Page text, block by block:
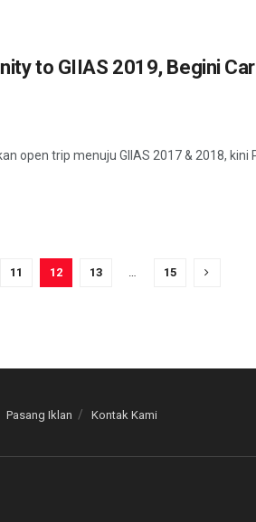
to GIIAS 2019, Begini
open trip menuju GIIAS 2017 & 2018, kini
11 12 13 15
Pasang Iklan Kontak Kami